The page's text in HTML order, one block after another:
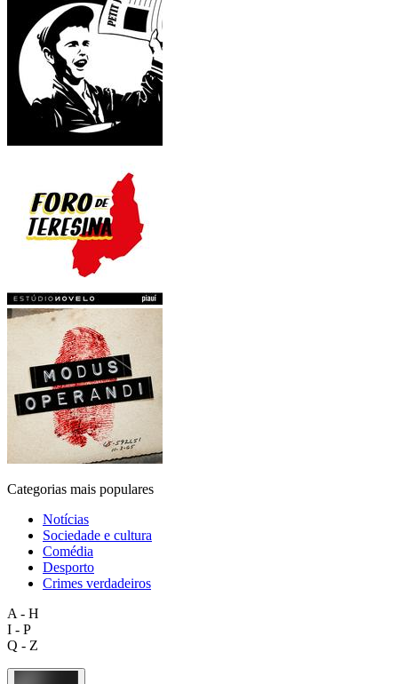
Categorias mais populares
Notícias
Sociedade e cultura
Comédia
Desporto
Crimes verdadeiros
A - H
I - P
Q - Z